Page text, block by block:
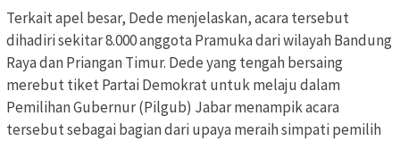
Terkait apel besar, Dede menjelaskan, acara tersebut
dihadiri sekitar 8.000 anggota Pramuka dari wilayah Bandung
Raya dan Priangan Timur. Dede yang tengah bersaing
merebut tiket Partai Demokrat untuk melaju dalam
Pemilihan Gubernur (Pilgub) Jabar menampik acara
tersebut sebagai bagian dari upaya meraih simpati pemilih